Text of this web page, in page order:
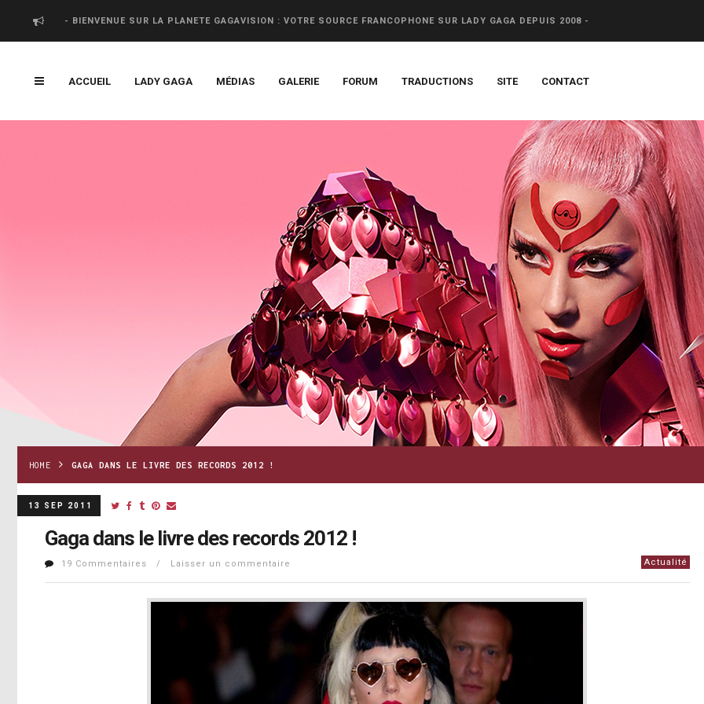
- BIENVENUE SUR LA PLANETE GAGAVISION : VOTRE SOURCE FRANCOPHONE SUR LADY GAGA DEPUIS 2008 -
ACCUEIL LADY GAGA MÉDIAS GALERIE FORUM TRADUCTIONS SITE CONTACT
HOME GAGA DANS LE LIVRE DES RECORDS 2012 !
13 SEP 2011
Gaga dans le livre des records 2012 !
19 Commentaires / Laisser un commentaire Actualité